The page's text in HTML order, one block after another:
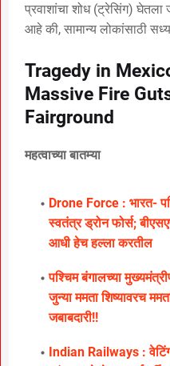
प्रवाशांचा शोध (ट्रेसिंग) घेतला
आहे की, सामान्य लोकांसाठी
Tragedy in
Massive Fire
Fairground
महत्वाच्या बातम्या
Drone Force : भारत-
स्वतंत्र ड्रोन फोर्स;
आधी हेच हल्ला करतील
पश्चिम बंगालच्या
जुन्या ममता शिष्यावरच
जबाबदारी!!
Indian Railways : वेटिंग